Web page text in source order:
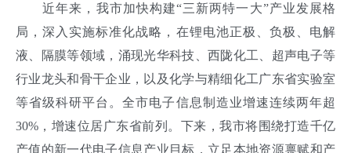
近年来，我市加快构建“三新两特一大”产业发展格
局，深入实施标准化战略，在锂电池正极、负极、电解
液、隔膜等领域，涌现光华科技、西陇化工、超声电子等
行业龙头和骨干企业，以及化学与精细化工广东省实验室
等省级科研平台。全市电子信息制造业增速连续两年超
30%，增速位居广东省前列。下来，我市将围绕打造千亿
产值的新一代电子信息产业目标，立足本地资源禀赋和产